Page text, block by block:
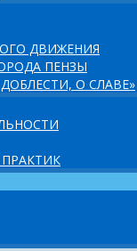
ДВИЖЕНИЯ
ПЕНЗЫ
О СЛАВЕ»